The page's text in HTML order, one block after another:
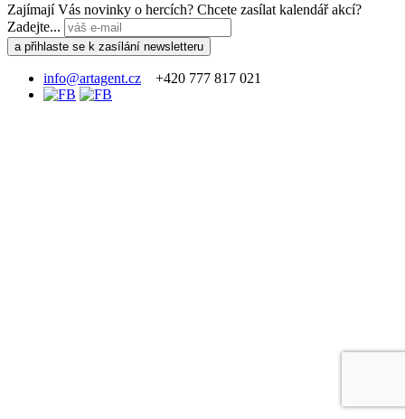
Zajímají Vás novinky o hercích? Chcete zasílat kalendář akcí?
Zadejte...
info@artagent.cz +420 777 817 021